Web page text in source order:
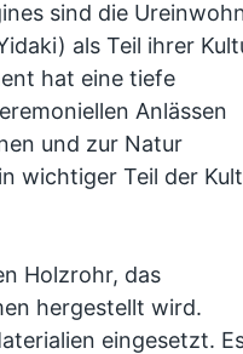
sind die
als Teil ihrer
hat eine tiefe
Anlässen
und zur Natur
wichtiger Teil der
Holzrohr, das
hergestellt wird.
eingesetzt.